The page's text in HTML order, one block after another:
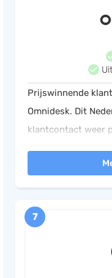
Prijswinnende
Omnidesk. Dit
klantcontact weer
7